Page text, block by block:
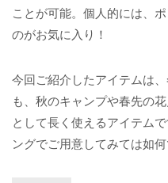
ことが可能。個人的には、
のがお気に入り！
今回ご紹介したアイテムは
も、秋のキャンプや春先の
として長く使えるアイテム
ングでご用意してみては如